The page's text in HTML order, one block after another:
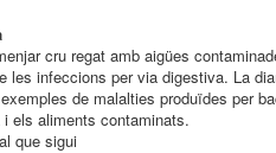
cru regat amb aigües
les infeccions per via digestiva. La
de malalties produïdes per
i els aliments contaminats.
que sigui